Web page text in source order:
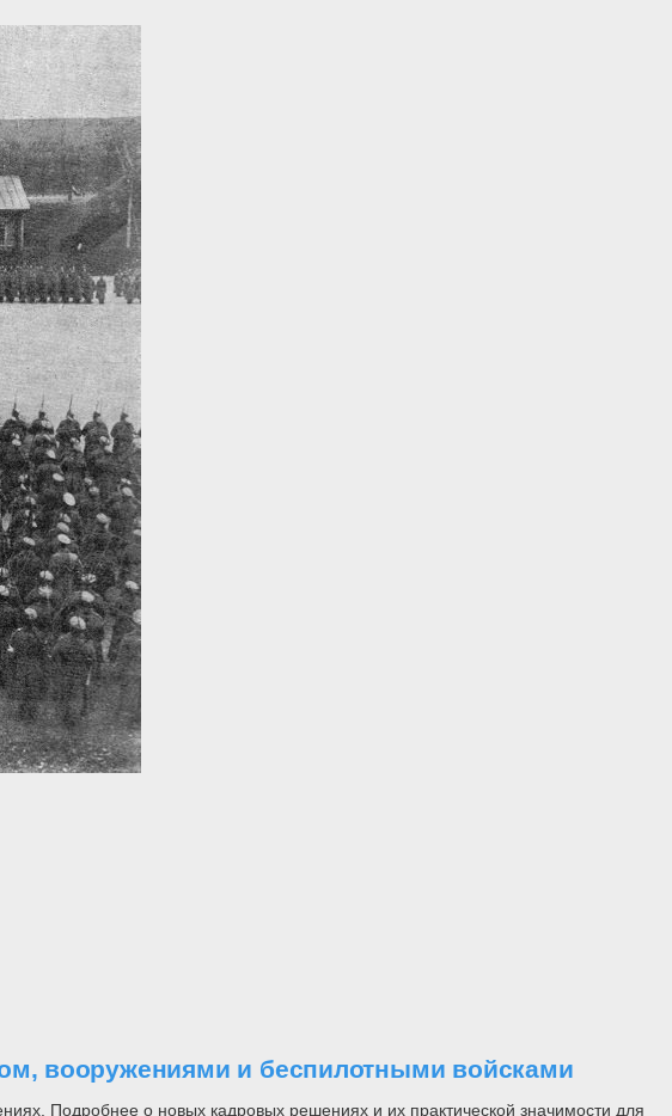
вооружениями и беспилотными войсками
Подробнее о новых кадровых решениях и их практической значимости для